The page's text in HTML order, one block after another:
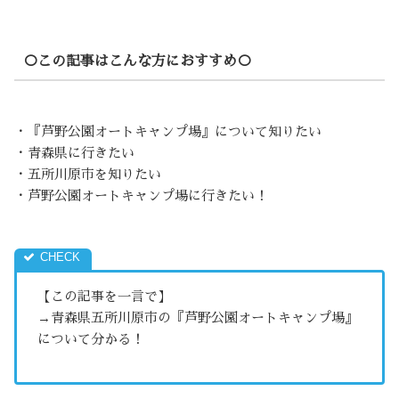
○この記事はこんな方におすすめ○
・『芦野公園オートキャンプ場』について知りたい
・青森県に行きたい
・五所川原市を知りたい
・芦野公園オートキャンプ場に行きたい！
【この記事を一言で】
→青森県五所川原市の『芦野公園オートキャンプ場』
について分かる！